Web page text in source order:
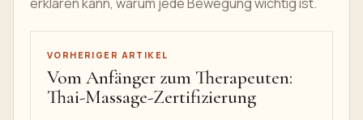
VORHERIGER ARTIKEL
Vom Anfänger zum Therapeuten:
Thai-Massage-Zertifizierung